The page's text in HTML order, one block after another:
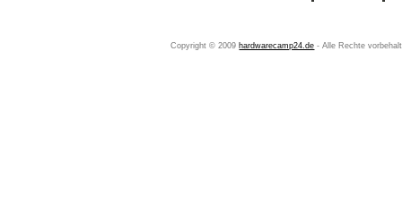
Copyright © 2009 hardwarecamp24.de - Alle Rechte